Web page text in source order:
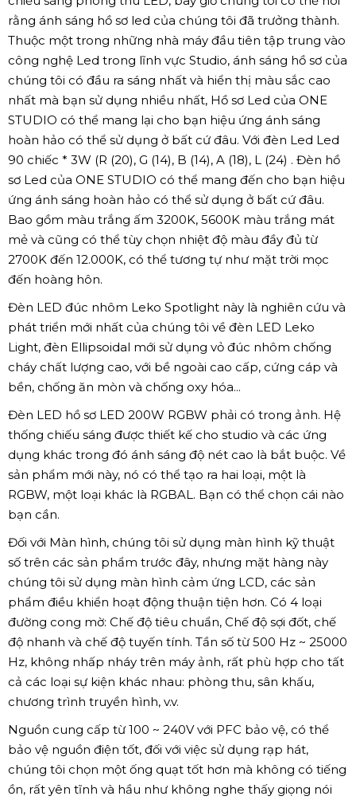
rằng ánh sáng hồ sơ led của chúng tôi đã trưởng thành.
Thuộc một trong những nhà máy đầu tiên tập trung vào
công nghệ Led trong lĩnh vực Studio, ánh sáng hồ sơ của
chúng tôi có đầu ra sáng nhất và hiển thị màu sắc cao
nhất mà bạn sử dụng nhiều nhất, Hồ sơ Led của ONE
STUDIO có thể mang lại cho bạn hiệu ứng ánh sáng
hoàn hảo có thể sử dụng ở bất cứ đâu. Với đèn Led Led
90 chiếc * 3W (R (20), G (14), B (14), A (18), L (24) . Đèn hồ
sơ Led của ONE STUDIO có thể mang đến cho bạn hiệu
ứng ánh sáng hoàn hảo có thể sử dụng ở bất cứ đâu.
Bao gồm màu trắng ấm 3200K, 5600K màu trắng mát
mẻ và cũng có thể tùy chọn nhiệt độ màu đầy đủ từ
2700K đến 12.000K, có thể tương tự như mặt trời mọc
đến hoàng hôn.
Đèn LED đúc nhôm Leko Spotlight này là nghiên cứu và
phát triển mới nhất của chúng tôi về đèn LED Leko
Light, đèn Ellipsoidal mới sử dụng vỏ đúc nhôm chống
cháy chất lượng cao, với bề ngoài cao cấp, cứng cáp và
bền, chống ăn mòn và chống oxy hóa...
Đèn LED hồ sơ LED 200W RGBW phải có trong ảnh. Hệ
thống chiếu sáng được thiết kế cho studio và các ứng
dụng khác trong đó ánh sáng độ nét cao là bắt buộc. Về
sản phẩm mới này, nó có thể tạo ra hai loại, một là
RGBW, một loại khác là RGBAL. Bạn có thể chọn cái nào
bạn cần.
Đối với Màn hình, chúng tôi sử dụng màn hình kỹ thuật
số trên các sản phẩm trước đây, nhưng mặt hàng này
chúng tôi sử dụng màn hình cảm ứng LCD, các sản
phẩm điều khiển hoạt động thuận tiện hơn. Có 4 loại
đường cong mờ: Chế độ tiêu chuẩn, Chế độ sợi đốt, chế
độ nhanh và chế độ tuyến tính. Tần số từ 500 Hz ~ 25000
Hz, không nhấp nháy trên máy ảnh, rất phù hợp cho tất
cả các loại sự kiện khác nhau: phòng thu, sân khấu,
chương trình truyền hình, v.v.
Nguồn cung cấp từ 100 ~ 240V với PFC bảo vệ, có thể
bảo vệ nguồn điện tốt, đối với việc sử dụng rạp hát,
chúng tôi chọn một ống quạt tốt hơn mà không có tiếng
ồn, rất yên tĩnh và hầu như không nghe thấy giọng nói